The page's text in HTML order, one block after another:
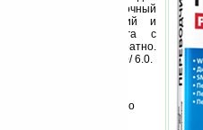
Быстрый и точный
SMS-сообщений и
сайтов или диалога с
языка на русский и обратно.
Mobile 2003/ 5.0/ 6.0.
функция мобильного